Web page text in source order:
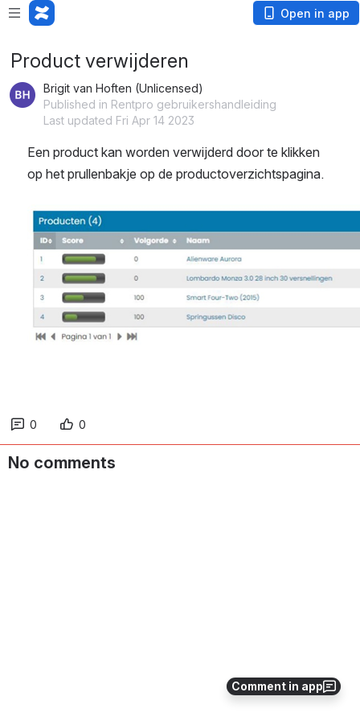
Open in app
Comment in app
Product verwijderen
Brigit van Hoften (Unlicensed)
Published in Rentpro gebruikershandleiding
Last updated Fri Apr 14 2023
Een product kan worden verwijderd door te klikken
op het prullenbakje op de productoverzichtspagina.
Open
0 0
No comments